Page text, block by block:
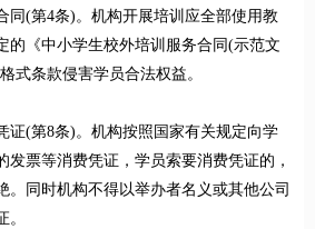
(第4条)。机构开展培训应全部使用教
的《中小学生校外培训服务合同(示范文
式条款侵害学员合法权益。
(第8条)。机构按照国家有关规定向学
发票等消费凭证，学员索要消费凭证的，
。同时机构不得以举办者名义或其他公司